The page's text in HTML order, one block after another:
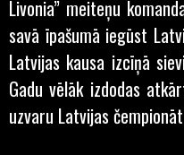
Livonia” meiteņu
savā īpašumā iegūst
Latvijas kausa izcīņā
Gadu vēlāk izdodas
uzvaru Latvijas